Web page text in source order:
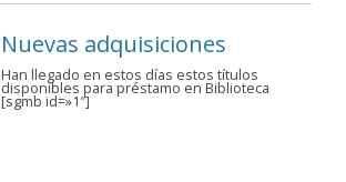
Nuevas adquisiciones
Han llegado en estos días estos títulos
disponibles para préstamo en Biblioteca
[sgmb id=»1″]